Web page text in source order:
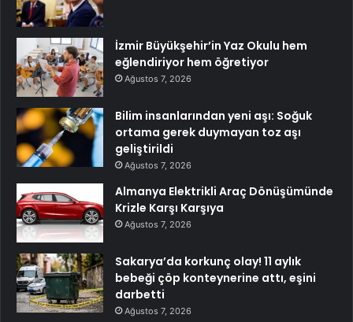
İzmir Büyükşehir’in Yaz Okulu hem
eğlendiriyor hem öğretiyor
Ağustos 7, 2026
Bilim insanlarından yeni aşı: Soğuk
ortama gerek duymayan toz aşı
geliştirildi
Ağustos 7, 2026
Almanya Elektrikli Araç Dönüşümünde
Krizle Karşı Karşıya
Ağustos 7, 2026
Sakarya’da korkunç olay! 11 aylık
bebeği çöp konteynerine attı, eşini
darbetti
Ağustos 7, 2026